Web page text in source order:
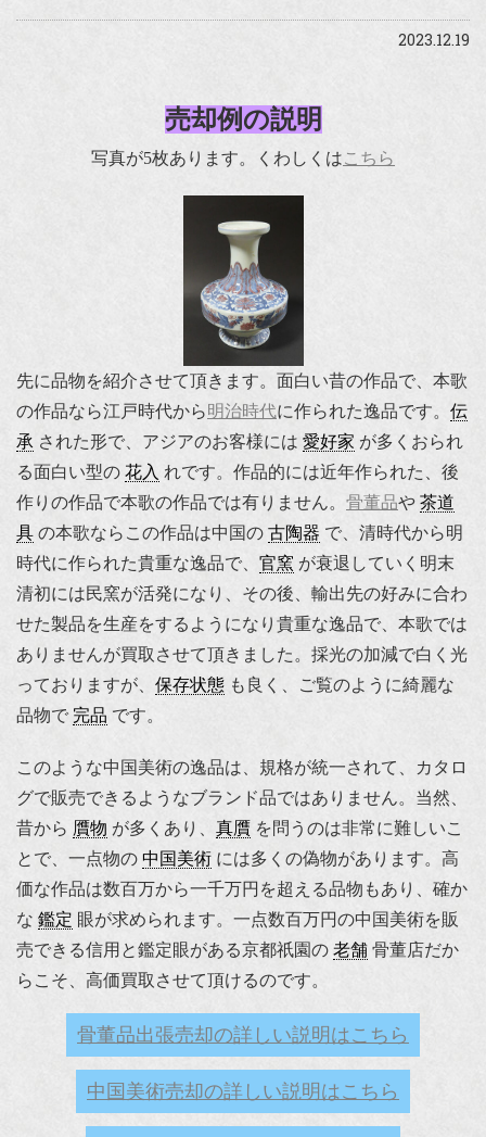
2023.12.19
売却例の説明
写真が5枚あります。くわしくはこちら
先に品物を紹介させて頂きます。面白い昔の作品で、本歌
の作品なら江戸時代から明治時代に作られた逸品です。 伝
承 された形で、アジアのお客様には 愛好家 が多くおられ
る面白い型の 花入 れです。作品的には近年作られた、後
作りの作品で本歌の作品では有りません。 骨董品や 茶道
具 の本歌ならこの作品は中国の 古陶器 で、清時代から明
時代に作られた貴重な逸品で、 官窯 が衰退していく明末
清初には民窯が活発になり、その後、輸出先の好みに合わ
せた製品を生産をするようになり貴重な逸品で、本歌では
ありませんが買取させて頂きました。採光の加減で白く光
っておりますが、 保存状態 も良く、ご覧のように綺麗な
品物で 完品 です。
このような中国美術の逸品は、規格が統一されて、カタロ
グで販売できるようなブランド品ではありません。当然、
昔から 贋物 が多くあり、 真贋 を問うのは非常に難しいこ
とで、一点物の 中国美術 には多くの偽物があります。高
価な作品は数百万から一千万円を超える品物もあり、確か
な 鑑定 眼が求められます。一点数百万円の中国美術を販
売できる信用と鑑定眼がある京都祇園の 老舗 骨董店だか
らこそ、高価買取させて頂けるのです。
骨董品出張売却の詳しい説明はこちら
中国美術売却の詳しい説明はこちら